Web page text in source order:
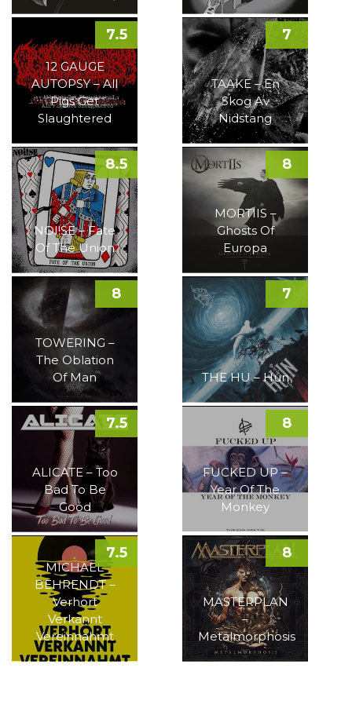
12 GAUGE
AUTOPSY – All
Pigs Get
Slaughtered
7.5
TAAKE – En
Skog Av
Nidstang
7
NOI!SE – Fate
Of The Union
8.5
MORTIIS –
Ghosts Of
Europa
8
TOWERING –
The Oblation
Of Man
8
THE HU – Hun
7
ALICATE – Too
Bad To Be
Good
7.5
FUCKED UP –
Year Of The
Monkey
8
MICHAEL
BEHRENDT –
Verhört
Verkannt
Vereinnahmt
7.5
MASTERPLAN
–
Metalmorphosis
8